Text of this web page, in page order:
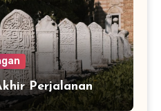
Perjalanan